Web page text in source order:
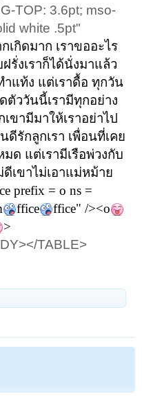
TOP: 3.6pt; mso-
white .5pt"
เกิดมาก เราขออะไร
รั่งเราก็ได้นั่งมาแล้ว
ำแท้ง แต่เราดื้อ ทุกวัน
ตัววันนี้เรามีทุกอย่าง
ขามีมาให้เราอย่าไป
ดีรักลูกเรา เพื่อนที่เคย
ด แต่เรามีเรือพ่วงกับ
เขาไม่เอาแม่หม้าย
prefix = o ns =
ffice
ffice" /><o
>
TABLE>​